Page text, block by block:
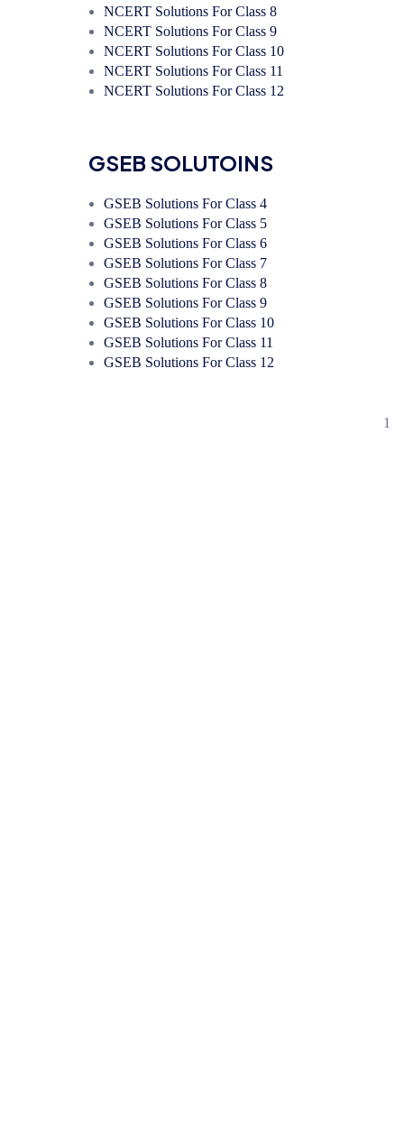
NCERT Solutions For Class 8
NCERT Solutions For Class 9
NCERT Solutions For Class 10
NCERT Solutions For Class 11
NCERT Solutions For Class 12
GSEB SOLUTOINS
GSEB Solutions For Class 4
GSEB Solutions For Class 5
GSEB Solutions For Class 6
GSEB Solutions For Class 7
GSEB Solutions For Class 8
GSEB Solutions For Class 9
GSEB Solutions For Class 10
GSEB Solutions For Class 11
GSEB Solutions For Class 12
1